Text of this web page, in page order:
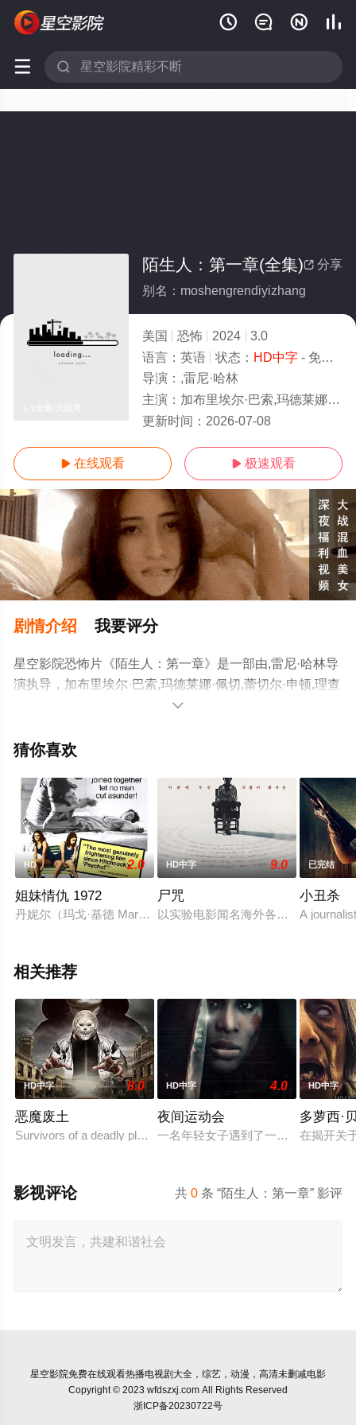
   
 
 分享
陌生人：第一章(全集)
别名：moshengrendiyizhang
美国 恐怖 2024
3.0
语言： 英语 状态： HD中字- 免费在线观看
导演： ,雷尼·哈林
主演： 加布里埃尔·巴索,玛德莱娜·佩切,蕾切尔·申顿,理查德·布雷克,埃拉·布鲁科莱里,艾玛·霍瓦特
更新时间： 2026-07-08
 在线观看  极速观看
剧情介绍 我要评分
星空影院恐怖片《陌生人：第一章》是一部由,雷尼·哈林导
演执导，加布里埃尔·巴索,玛德莱娜·佩切,蕾切尔·申顿,理查
德·布雷克,埃拉·布鲁科莱里,艾玛·霍瓦特等演员精彩演绎的
观看高清无删减完整版电影大全就上星空电影网，更多相

猜你喜欢
HD 2.0
姐妹情仇 1972
丹妮尔（玛戈·基德 Margot Kidder 饰）和菲利普（Lisle Wilso
HD中字 9.0
尸咒
以实验电影闻名海外各大电影节的知
已完结
小丑杀
A
相关推荐
HD中字 8.0
恶魔废土
Survivors of a deadly plague roam the Nort
HD中字 4.0
夜间运动会
一名年轻女子遇到了一位在网上认识
HD中字
多萝西·
在揭开关
共0 条 “陌生人：第一章” 影评
影视评论
星空影院免费在线观看热播电视剧大全，综艺，动漫，高清未删减电影
Copyright © 2023 wfdszxj.com All Rights Reserved
浙ICP备20230722号